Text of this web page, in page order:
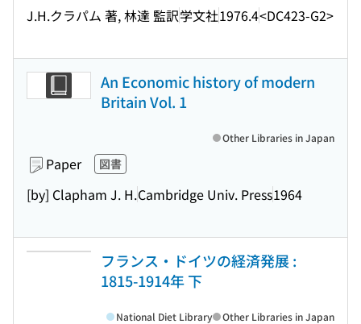
J.H.クラパム 著, 林達 監訳学文社1976.4<DC423-G2>
An Economic history of modern
Britain Vol. 1
Paper 図書
[by] Clapham J. H.Cambridge Univ. Press1964
Other Libraries in Japan
フランス・ドイツの経済発展 :
1815-1914年 下
National Diet Library Other Libraries in Japan